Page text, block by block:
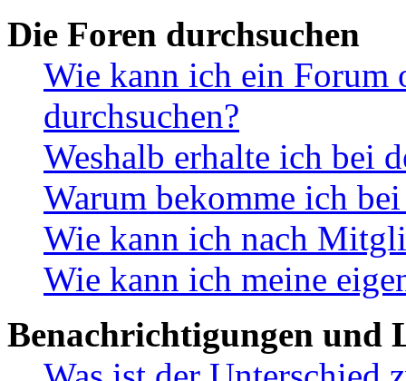
Die Foren durchsuchen
Wie kann ich ein Forum
durchsuchen?
Weshalb erhalte ich bei
Warum bekomme ich
Wie kann ich nach
Wie kann ich meine
Benachrichtigungen und